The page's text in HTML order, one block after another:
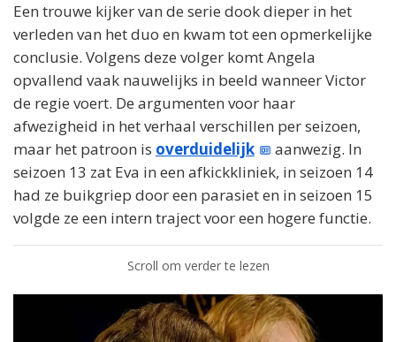
Een trouwe kijker van de serie dook dieper in het
verleden van het duo en kwam tot een opmerkelijke
conclusie. Volgens deze volger komt Angela
opvallend vaak nauwelijks in beeld wanneer Victor
de regie voert. De argumenten voor haar
afwezigheid in het verhaal verschillen per seizoen,
maar het patroon is overduidelijk
aanwezig. In
seizoen 13 zat Eva in een afkickkliniek, in seizoen 14
had ze buikgriep door een parasiet en in seizoen 15
volgde ze een intern traject voor een hogere functie.
Scroll om verder te lezen